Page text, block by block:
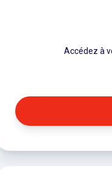
Accédez à